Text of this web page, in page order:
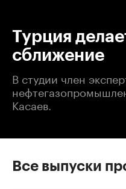
Турция
сближение
В студии член
Касаев.
Все выпуски